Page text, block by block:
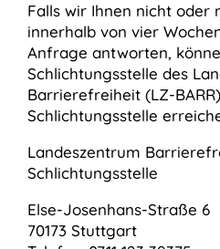
Falls wir Ihnen nicht oder
innerhalb von vier
Anfrage antworten,
Schlichtungsstelle des
Barrierefreiheit (LZ-
Schlichtungsstelle
Landeszentrum
Schlichtungsstelle
Else-Josenhans-Straße 6
70173 Stuttgart